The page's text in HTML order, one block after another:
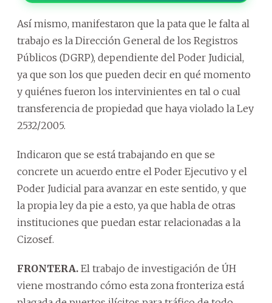
Así mismo, manifestaron que la pata que le falta al
trabajo es la Dirección General de los Registros
Públicos (DGRP), dependiente del Poder Judicial,
ya que son los que pueden decir en qué momento
y quiénes fueron los intervinientes en tal o cual
transferencia de propiedad que haya violado la Ley
2532/2005.
Indicaron que se está trabajando en que se
concrete un acuerdo entre el Poder Ejecutivo y el
Poder Judicial para avanzar en este sentido, y que
la propia ley da pie a esto, ya que habla de otras
instituciones que puedan estar relacionadas a la
Cizosef.
FRONTERA. El trabajo de investigación de ÚH
viene mostrando cómo esta zona fronteriza está